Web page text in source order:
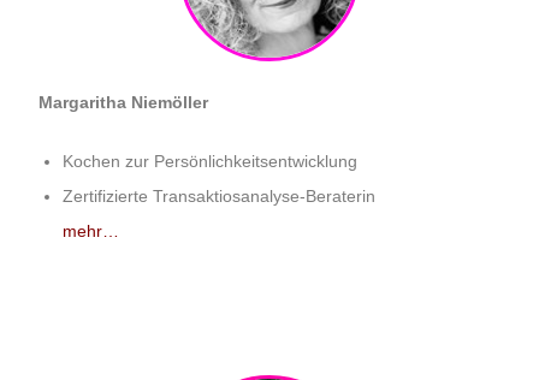
Margaritha Niemöller
Kochen zur Persönlichkeitsentwicklung
Zertifizierte Transaktiosanalyse-Beraterin
mehr…